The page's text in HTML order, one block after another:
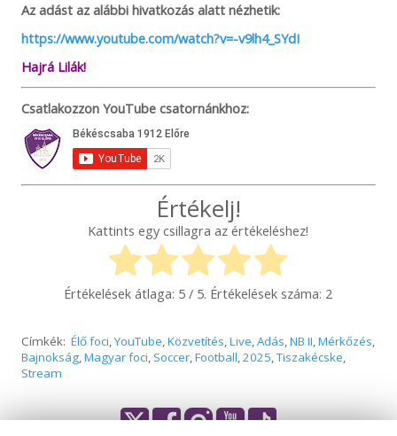
Az adást az alábbi hivatkozás alatt nézhetik:
https://www.youtube.com/watch?v=-v9lh4_SYdI
Hajrá Lilák!
Csatlakozzon YouTube csatornánkhoz:
Értékelj!
Kattints egy csillagra az értékeléshez!
Értékelések átlaga: 5 / 5. Értékelések száma: 2
Címkék: Élő foci,YouTube,Közvetítés,Live,Adás,NB II,Mérkőzés,
Bajnokság,Magyar foci, Soccer,Football,2025,Tiszakécske,
Stream